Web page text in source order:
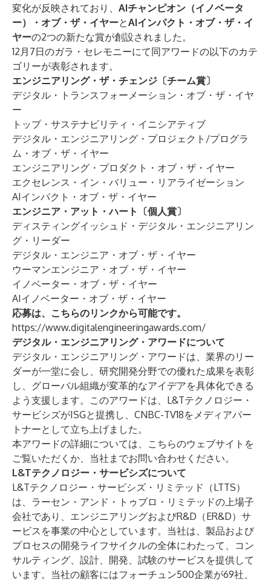
変化が反映されており、 AIチャンピオン（イノベータ
ー）・オブ・ザ・イヤーとAIインパクト・オブ・ザ・イ
ヤーの2つの新たな賞が創設されました。
12月7日のガラ・セレモニーにて同アワードの以下のカテ
ゴリーが表彰されます。
エンジニアリング・ザ・チェンジ〔チーム賞〕
デジタル・トランスフォーメーション・オブ・ザ・イヤ
ー
トップ・サステナビリティ・イニシアティブ
デジタル・エンジニアリング・プロジェクト/プログラ
ム・オブ・ザ・イヤー
エンジニアリング・プロダクト・オブ・ザ・イヤー
エクセレンス・イン・バリュー・リアライゼーション
AIインパクト・オブ・ザ・イヤー
エンジニア・アット・ハート〔個人賞〕
ディスティングイッシュド・デジタル・エンジニアリン
グ・リーダー
デジタル・エンジニア・オブ・ザ・イヤー
ウーマンエンジニア・オブ・ザ・イヤー
イノベーター・オブ・ザ・イヤー
AIイノベーター・オブ・ザ・イヤー
応募は、こちらのリンクから可能です。
https://www.digitalengineeringawards.com/
デジタル・エンジニアリング・アワードについて
デジタル・エンジニアリング・アワードは、業界のリー
ダーが一堂に会し、研究開発分野での優れた成果を表彰
し、グローバル組織が変革的なアイデアを具体化できる
よう支援します。このアワードは、L&Tテクノロジー・
サービシズがISGと提携し、CNBC-TV18をメディアパー
トナーとして立ち上げました。
本アワードの詳細については、こちらのウェブサイト を
ご覧いただくか、 当社までお問い合わせください。
L&Tテクノロジー・サービシズについて
L&Tテクノロジー・サービシズ・リミテッド（LTTS）
は、ラーセン・アンド・トゥブロ・リミテッドの上場子
会社であり、エンジニアリングおよびR&D（ER&D）サ
ービスを事業の中心としています。当社は、製品および
プロセスの開発ライフサイクルの全体にわたって、コン
サルティング、設計、開発、試験のサービスを提供して
います。当社の顧客にはフォーチュン500企業が69社、